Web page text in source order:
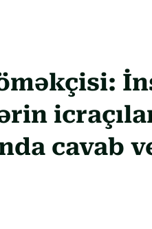
cavab